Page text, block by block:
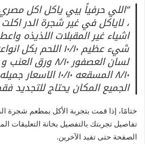
“اللي حرفياً يبي ياكل اكل
، لاياكل في غير شجرة الدر
لسان العصفور ٨/١٠
٨/١٠ المسقعه ١٠/١٠
الجميع المكان يحتاج للتجديد
ختامًا، إذا قمت بتجربة الأكل بمطعم شجرة
تفاصيل تجربتك بالتفصيل بخانة التعليقات
الصفحة حتى تفيد الآخرين.